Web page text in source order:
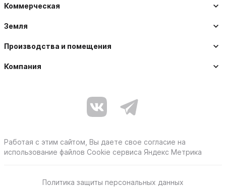
Коммерческая
Земля
Производства и помещения
Компания
Работая с этим сайтом, Вы даете свое согласие на
использование файлов Cookie сервиса Яндекс Метрика
Политика защиты персональных данных